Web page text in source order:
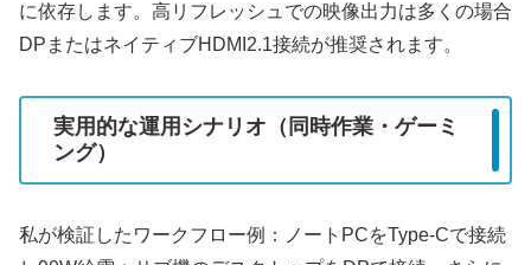
に依存します。高リフレッシュでの映像出力は多くの場合
DPまたはネイティブHDMI2.1接続が推奨されます。
実用的な運用シナリオ（同時作業・ゲーミ
ング）
私が検証したワークフロー例：ノートPCをType-Cで接続